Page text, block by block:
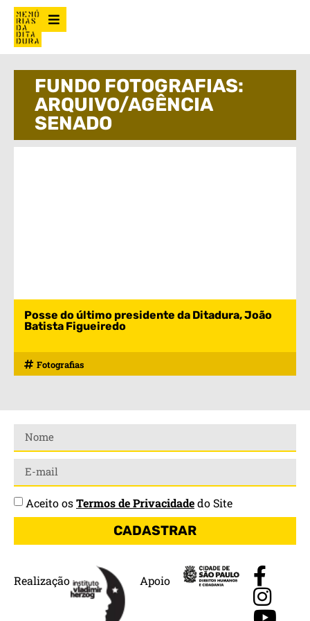
FUNDO FOTOGRAFIAS:
ARQUIVO/AGÊNCIA
SENADO
Posse do último presidente da Ditadura, João
Batista Figueiredo
Fotografias
Realização Apoio
Aceito osTermos de Privacidadedo Site
CADASTRAR